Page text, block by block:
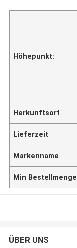
Höhepunkt:
Herkunftsort
Lieferzeit
Markenname
Min Bestellmenge
ÜBER UNS